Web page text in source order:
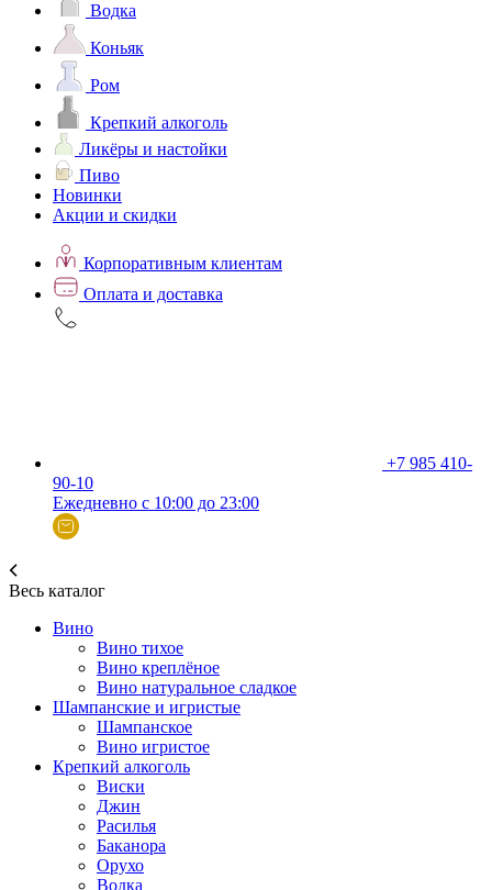
Водка
Коньяк
Ром
Крепкий алкоголь
Ликёры и настойки
Пиво
Новинки
Акции и скидки
Корпоративным клиентам
Оплата и доставка
+7 985 410-
90-10
Ежедневно с 10:00 до 23:00
Весь каталог
Вино
Вино тихое
Вино креплёное
Вино натуральное сладкое
Шампанские и игристые
Шампанское
Вино игристое
Крепкий алкоголь
Виски
Джин
Расилья
Баканора
Орухо
Водка